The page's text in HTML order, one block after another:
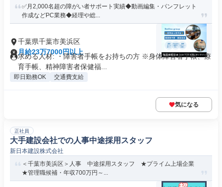
✅月2,000名超の障がい者サポート実績◆動画編集・パンフレット
作成などPC業務◆経理や総...
千葉県千葉市美浜区
月給23万7000円以上
求める人材: ・障害者手帳をお持ちの方 ※身体障害者手帳、療
育手帳、精神障害者保健福...
即日勤務OK 交通費支給
気になる
正社員
大手建設会社での人事中途採用スタッフ
新日本建設株式会社
＜千葉市美浜区＞人事 中途採用スタッフ ★プライム上場企業
★管理職候補・年収700万円～...